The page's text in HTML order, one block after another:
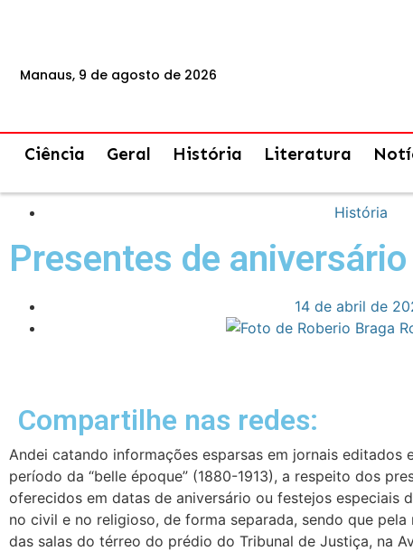
Manaus, 9 de agosto de 2026
Ciência Geral História Literatura
História
Presentes de aniversário
14 de abril de
Compartilhe nas redes:
Andei catando informações esparsas em jornais editados
período da “belle époque” (1880-1913), a respeito dos
oferecidos em datas de aniversário ou festejos especiais
no civil e no religioso, de forma separada, sendo que
das salas do térreo do prédio do Tribunal de Justiça, na